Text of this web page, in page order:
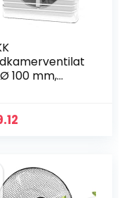
100 mm,
1m 26dB/3m
h